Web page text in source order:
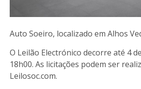
Auto Soeiro, localizado em Alhos
O Leilão Electrónico decorre até 4
18h00. As licitações podem ser
Leilosoc.com.